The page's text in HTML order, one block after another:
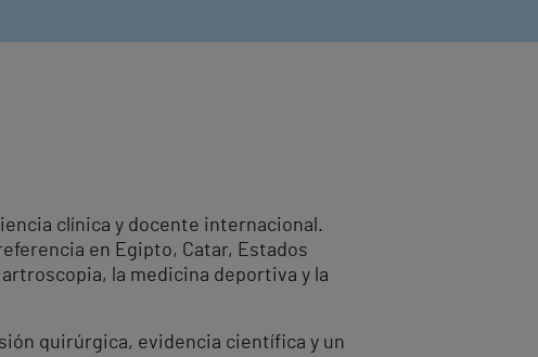
clínica y docente internacional.
en Egipto, Catar, Estados
la medicina deportiva y la
quirúrgica, evidencia científica y un